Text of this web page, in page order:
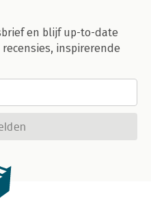
en blijf up-to-date
inspirerende